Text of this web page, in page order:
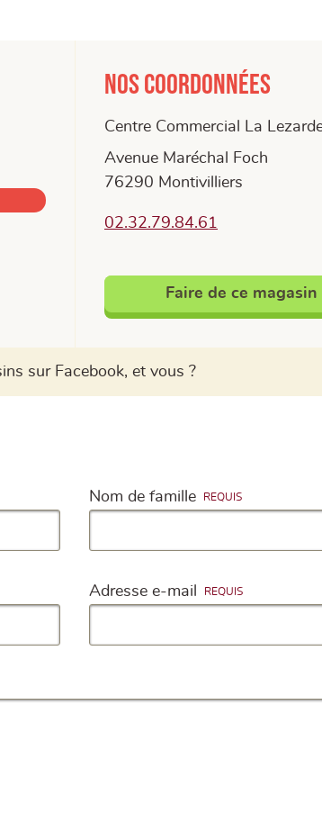
Nos coordonnées
Centre Commercial La
Avenue Maréchal Foch
76290 Montivilliers
02.32.79.84.61
Faire de ce
sur Facebook, et vous ?
Nom de famille
Adresse e-mail